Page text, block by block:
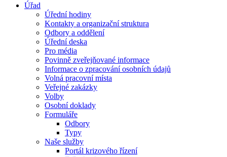
Úřad
Úřední hodiny
Kontakty a organizační struktura
Odbory a oddělení
Úřední deska
Pro média
Povinně zveřejňované informace
Informace o zpracování osobních údajů
Volná pracovní místa
Veřejné zakázky
Volby
Osobní doklady
Formuláře
Odbory
Typy
Naše služby
Portál krizového řízení